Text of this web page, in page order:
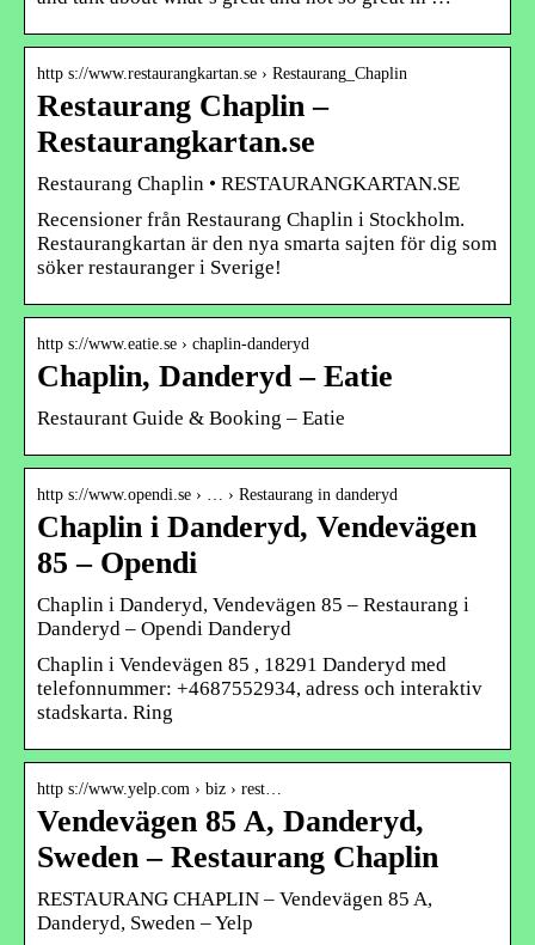
http s://www.restaurangkartan.se › Restaurang_Chaplin
Restaurang Chaplin –
Restaurangkartan.se
Restaurang Chaplin • RESTAURANGKARTAN.SE
Recensioner från Restaurang Chaplin i Stockholm.
Restaurangkartan är den nya smarta sajten för dig som
söker restauranger i Sverige!
http s://www.eatie.se › chaplin-danderyd
Chaplin, Danderyd – Eatie
Restaurant Guide & Booking – Eatie
http s://www.opendi.se › … › Restaurang in danderyd
Chaplin i Danderyd, Vendevägen
85 – Opendi
Chaplin i Danderyd, Vendevägen 85 – Restaurang i
Danderyd – Opendi Danderyd
Chaplin i Vendevägen 85 , 18291 Danderyd med
telefonnummer: +4687552934, adress och interaktiv
stadskarta. Ring
http s://www.yelp.com › biz › rest…
Vendevägen 85 A, Danderyd,
Sweden – Restaurang Chaplin
RESTAURANG CHAPLIN – Vendevägen 85 A,
Danderyd, Sweden – Yelp